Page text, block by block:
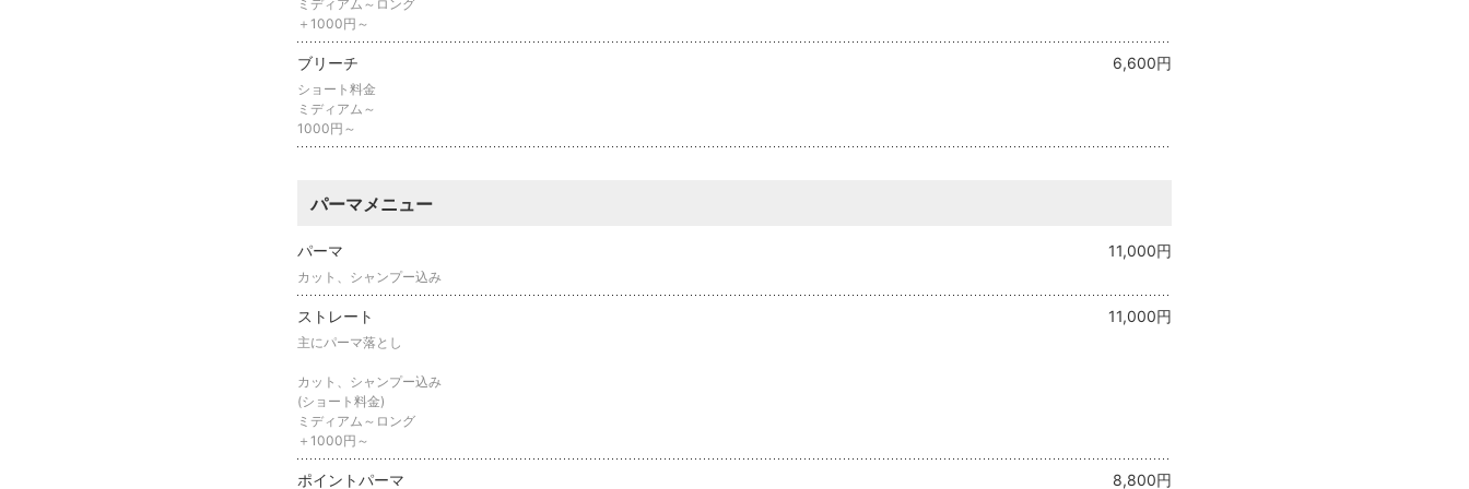
ミディアム～ロング
＋1000円～
ブリーチ 6,600円
ショート料金
ミディアム～
1000円～
パーマメニュー
パーマ 11,000円
カット、シャンプー込み
ストレート 11,000円
主にパーマ落とし
カット、シャンプー込み
(ショート料金)
ミディアム～ロング
＋1000円～
ポイントパーマ 8,800円